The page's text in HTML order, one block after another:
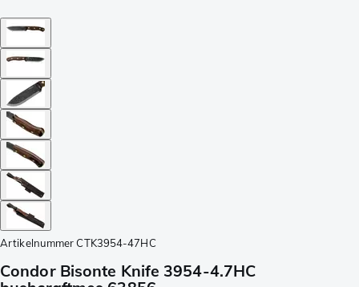
Artikelnummer CTK3954-47HC
Condor Bisonte Knife 3954-4.7HC